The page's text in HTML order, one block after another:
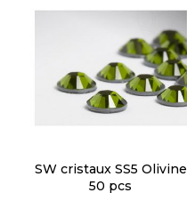
SW cristaux SS5 Olivine
50 pcs